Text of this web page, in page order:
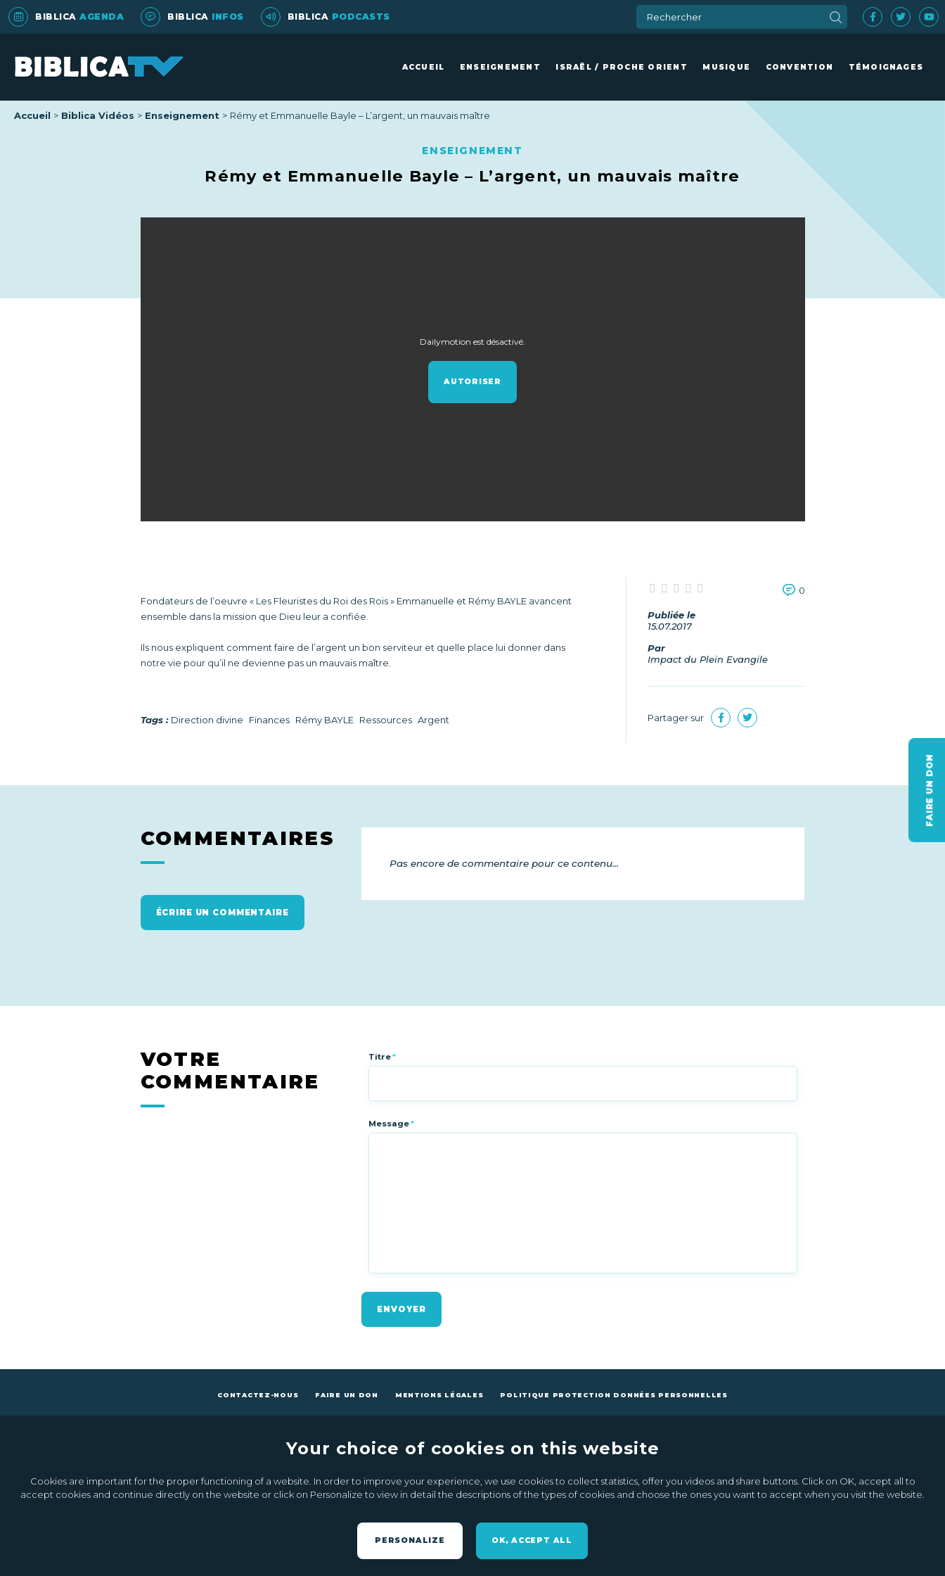
BIBLICA AGENDA BIBLICA INFOS BIBLICA PODCASTS
ACCUEIL ENSEIGNEMENT ISRAËL / PROCHE ORIENT MUSIQUE CONVENTION TÉMOIGNAGES
FAIRE UN DON
Accueil Biblica Vidéos Enseignement Rémy et Emmanuelle Bayle – L’argent, un mauvais maître
ENSEIGNEMENT
Rémy et Emmanuelle Bayle – L’argent, un mauvais maître
Dailymotion est désactivé.
AUTORISER
Fondateurs de l’oeuvre « Les Fleuristes du Roi des Rois » Emmanuelle et Rémy BAYLE avancent
ensemble dans la mission que Dieu leur a confiée.
Ils nous expliquent comment faire de l’argent un bon serviteur et quelle place lui donner dans
notre vie pour qu’il ne devienne pas un mauvais maître.
Tags : Direction divine Finances Rémy BAYLE Ressources Argent
0
Publiée le
15.07.2017
Par
Impact du Plein Evangile
Partager sur
COMMENTAIRES
ÉCRIRE UN COMMENTAIRE
Pas encore de commentaire pour ce contenu...
VOTRE
COMMENTAIRE
Titre*
Message*
ENVOYER
CONTACTEZ-NOUS FAIRE UN DON MENTIONS LÉGALES POLITIQUE PROTECTION DONNÉES PERSONNELLES
CONTACTEZ-NOUS FAIRE UN DON Ok
Your choice of cookies on this website
Cookies are important for the proper functioning of a website. In order to improve your experience, we use cookies to collect statistics, offer you videos and share buttons. Click on OK, accept all to
accept cookies and continue directly on the website or click on Personalize to view in detail the descriptions of the types of cookies and choose the ones you want to accept when you visit the website.
PERSONALIZE OK, ACCEPT ALL